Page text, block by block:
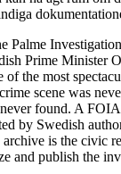
Palme
Prime Minister
of the most
scene was
found. A
by Swedish
archive is the civic
and publish the